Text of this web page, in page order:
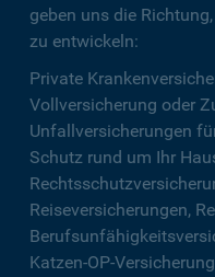
geben uns die
zu entwickeln:
Private
Vollversicherung oder
Unfallversicherungen
Schutz rund um Ihr
Reiseversicherungen,
Katzen-OP-